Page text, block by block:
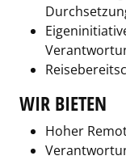
WIR BIETEN
Hoher